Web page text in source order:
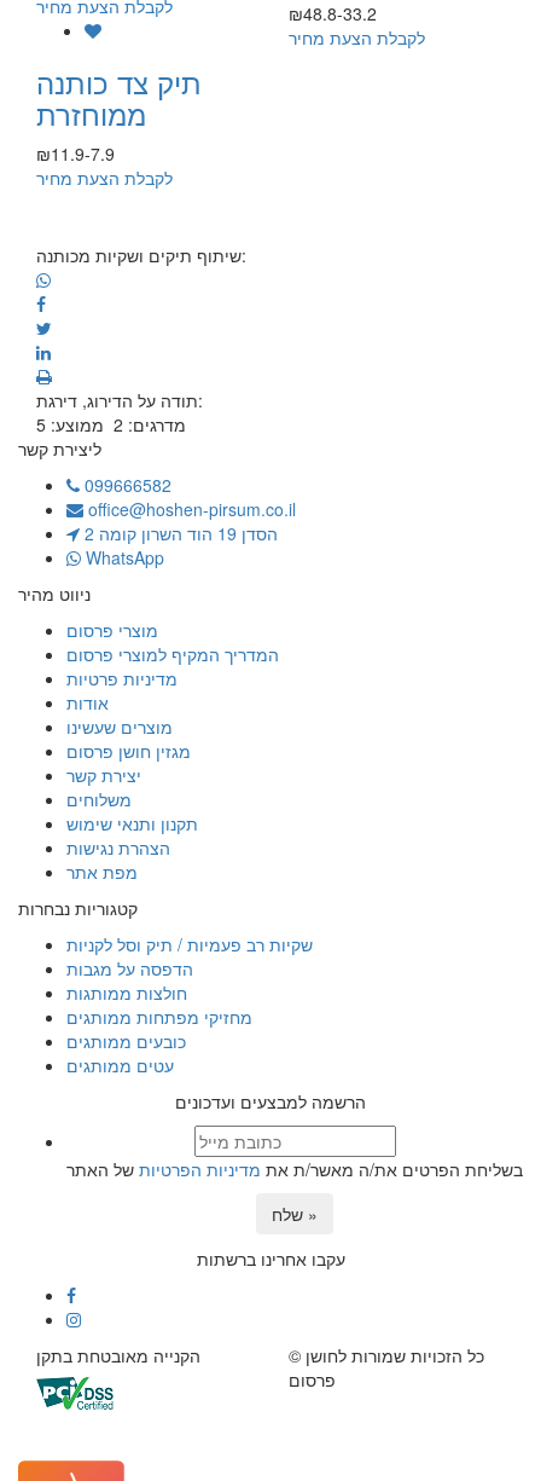
₪48.8-33.2
לקבלת הצעת מחיר
לקבלת הצעת מחיר
תיק צד כותנה
ממוחזרת
₪11.9-7.9
לקבלת הצעת מחיר
שיתוף תיקים ושקיות מכותנה:
תודה על הדירוג, דירגת:
מדרגים: 2 ממוצע: 5
ליצירת קשר
099666582
office@hoshen-pirsum.co.il
הסדן 19 הוד השרון קומה 2
WhatsApp
ניווט מהיר
מוצרי פרסום
המדריך המקיף למוצרי פרסום
מדיניות פרטיות
אודות
מוצרים שעשינו
מגזין חושן פרסום
יצירת קשר
משלוחים
תקנון ותנאי שימוש
הצהרת נגישות
מפת אתר
קטגוריות נבחרות
שקיות רב פעמיות / תיק וסל לקניות
הדפסה על מגבות
חולצות ממותגות
מחזיקי מפתחות ממותגים
כובעים ממותגים
עטים ממותגים
הרשמה למבצעים ועדכונים
בשליחת הפרטים את/ה מאשר/ת את מדיניות הפרטיות של האתר
שלח »
עקבו אחרינו ברשתות
© כל הזכויות שמורות לחושן
פרסום
הקנייה מאובטחת בתקן